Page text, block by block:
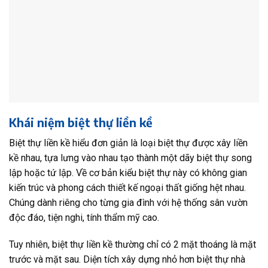
Khái niệm biệt thự liền kề
Biệt thự liền kề hiểu đơn giản là loại biệt thự được xây liền
kề nhau, tựa lưng vào nhau tạo thành một dãy biệt thự song
lập hoặc tứ lập. Về cơ bản kiểu biệt thự này có không gian
kiến trúc và phong cách thiết kế ngoại thất giống hệt nhau.
Chúng dành riêng cho từng gia đình với hệ thống sân vườn
độc đáo, tiện nghi, tính thẩm mỹ cao.
Tuy nhiên, biệt thự liền kề thường chỉ có 2 mặt thoáng là mặt
trước và mặt sau. Diện tích xây dựng nhỏ hơn biệt thự nhà